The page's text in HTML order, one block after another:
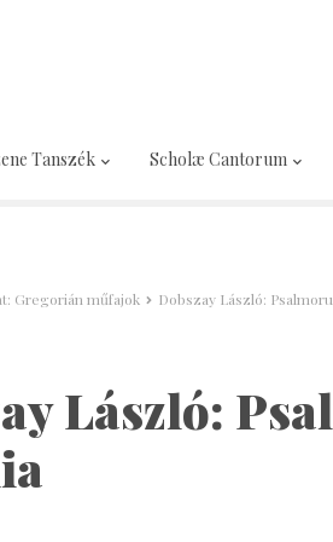
Tanszék Scholæ Cantorum
Gregorián műfajok Dobszay László:
László: